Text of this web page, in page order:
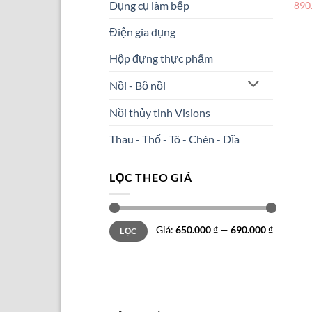
Dụng cụ làm bếp
Điện gia dụng
Hộp đựng thực phẩm
Nồi - Bộ nồi
Nồi thủy tinh Visions
Thau - Thố - Tô - Chén - Dĩa
LỌC THEO GIÁ
Giá
tối
thiểu
Giá
tối
đa
LỌC Giá: 650.000 ₫ — 690.000 ₫